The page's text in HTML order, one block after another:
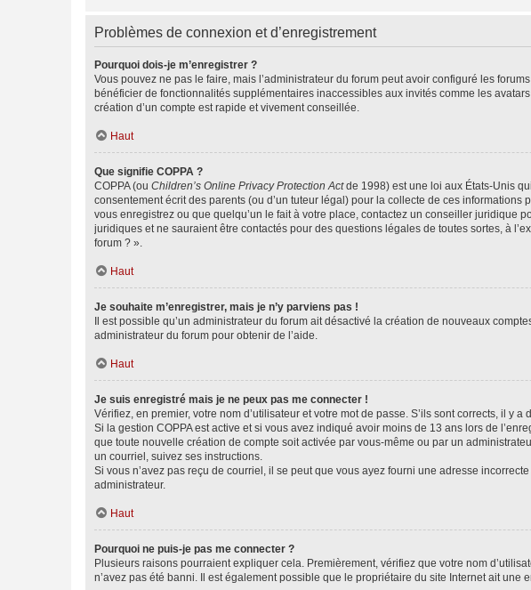
Problèmes de connexion et d’enregistrement
Pourquoi dois-je m’enregistrer ?
Vous pouvez ne pas le faire, mais l’administrateur du forum peut avoir configuré les
bénéficier de fonctionnalités supplémentaires inaccessibles aux invités comme les
création d’un compte est rapide et vivement conseillée.
Haut
Que signifie COPPA ?
COPPA (ou Children’s Online Privacy Protection Actde 1998) est une loi aux États-Unis
consentement écrit des parents (ou d’un tuteur légal) pour la collecte de ces
vous enregistrez ou que quelqu’un le fait à votre place, contactez un conseiller juridique
juridiques et ne sauraient être contactés pour des questions légales de toutes sortes, à
forum ? ».
Haut
Je souhaite m’enregistrer, mais je n’y parviens pas !
Il est possible qu’un administrateur du forum ait désactivé la création de nouveaux
administrateur du forum pour obtenir de l’aide.
Haut
Je suis enregistré mais je ne peux pas me connecter !
Vérifiez, en premier, votre nom d’utilisateur et votre mot de passe. S’ils sont corrects, il y a
Si la gestion COPPA est active et si vous avez indiqué avoir moins de 13 ans lors de
que toute nouvelle création de compte soit activée par vous-même ou par un
un courriel, suivez ses instructions.
Si vous n’avez pas reçu de courriel, il se peut que vous ayez fourni une adresse
administrateur.
Haut
Pourquoi ne puis-je pas me connecter ?
Plusieurs raisons pourraient expliquer cela. Premièrement, vérifiez que votre nom
n’avez pas été banni. Il est également possible que le propriétaire du site Internet ait une